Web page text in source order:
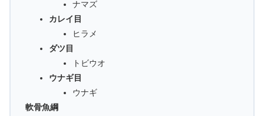
ナマズ
カレイ目
ヒラメ
ダツ目
トビウオ
ウナギ目
ウナギ
軟骨魚綱